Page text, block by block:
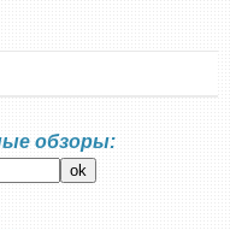
обзоры: